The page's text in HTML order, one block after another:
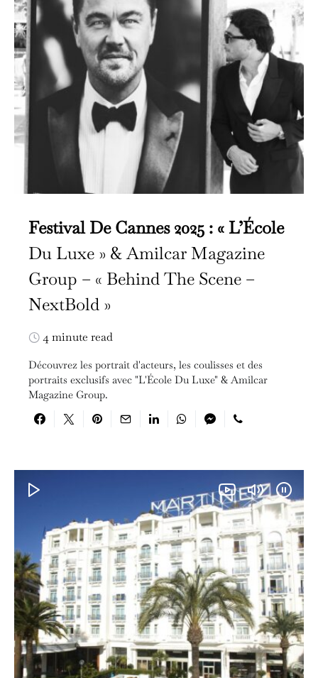
Festival De Cannes 2025 : « L’École
Du Luxe » & Amilcar Magazine
Group – « Behind The Scene –
NextBold »
4 minute read
Découvrez les portrait d'acteurs, les coulisses et des
portraits exclusifs avec "L'École Du Luxe" & Amilcar
Magazine Group.